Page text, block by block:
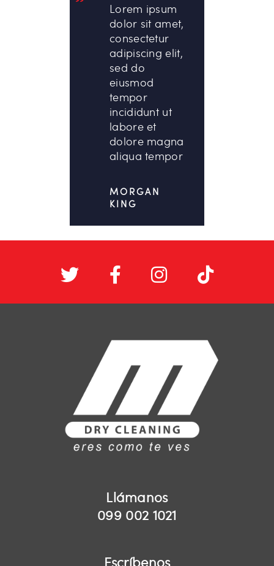
Lorem ipsum
dolor sit amet,
consectetur
adipiscing elit,
sed do
eiusmod
tempor
incididunt ut
labore et
dolore magna
aliqua tempor
MORGAN
KING
Llámanos
099 002 1021
Escríbenos